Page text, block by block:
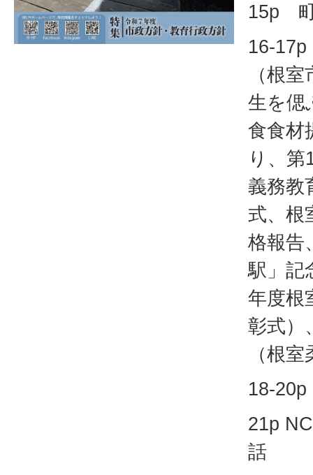
15p
16-
（根
生を偲
食食材
り、
義務教
式、根
格報告
駅」記
年度根
彰式）
（根
18-
21p
話